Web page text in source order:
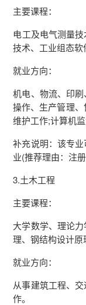
主要课程：
电工及电气测量
技术、工业组态
就业方向：
机电、物流、印
操作、生产管理
维护工作;计算机
补充说明：该专
业(推荐理由：注
3.土木工程
主要课程：
大学数学、理论
理、钢结构设计
就业方向：
从事建筑工程、
作。